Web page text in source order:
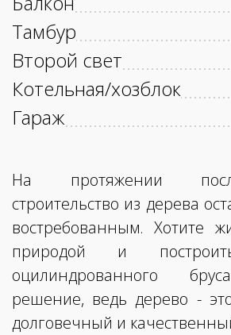
Тамбур
Второй свет
Котельная/хозблок
Гараж
На протяжении
строительство из дерева
востребованным. Хотите
природой и
оцилиндрованного
решение, ведь дерево -
долговечный и